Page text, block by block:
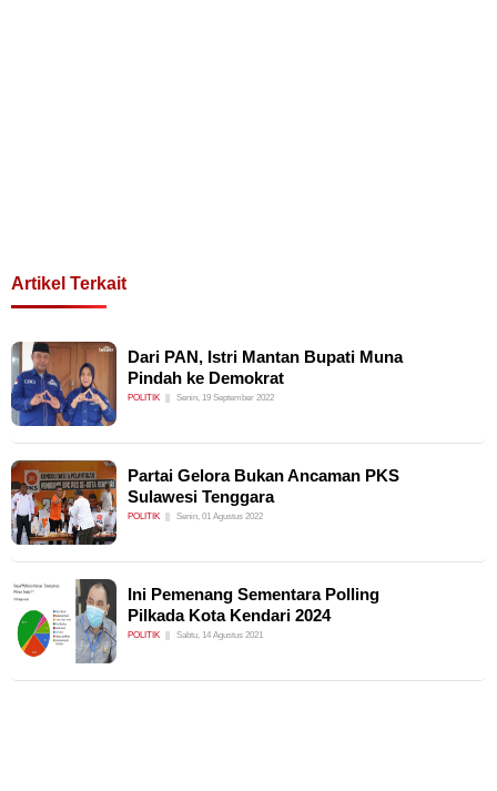
Artikel Terkait
Dari PAN, Istri Mantan Bupati Muna
Pindah ke Demokrat
POLITIK Senin, 19 September 2022
Partai Gelora Bukan Ancaman PKS
Sulawesi Tenggara
POLITIK Senin, 01 Agustus 2022
Ini Pemenang Sementara Polling
Pilkada Kota Kendari 2024
POLITIK Sabtu, 14 Agustus 2021